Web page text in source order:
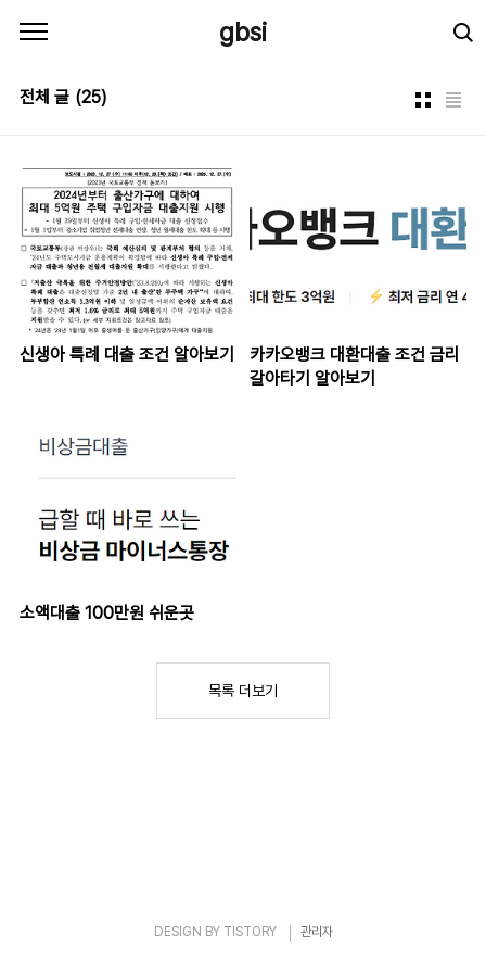
gbsi
전체 글 (25)
신생아 특례 대출 조건 알아보기
카카오뱅크 대환대출 조건 금리
갈아타기 알아보기
소액대출 100만원 쉬운곳
목록 더보기
DESIGN BY TISTORY 관리자